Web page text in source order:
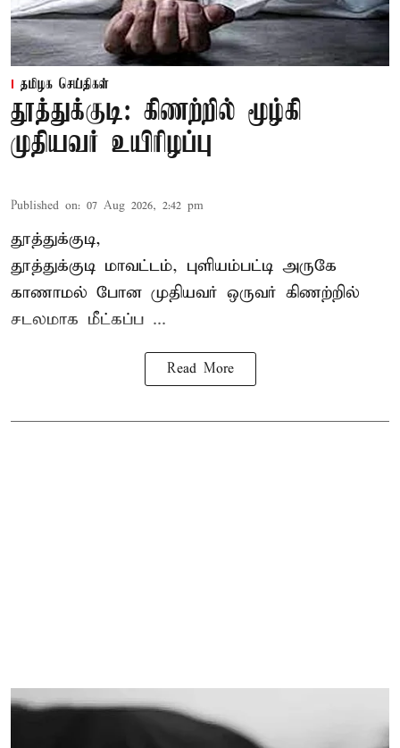
தமிழக செய்திகள்
தூத்துக்குடி: கிணற்றில் மூழ்கி
முதியவர் உயிரிழப்பு
Published on: 07 Aug 2026, 2:42 pm
தூத்துக்குடி,
தூத்துக்குடி மாவட்டம், புளியம்பட்டி அருகே
காணாமல் போன முதியவர் ஒருவர் கிணற்றில்
சடலமாக மீட்கப்ப ...
Read More